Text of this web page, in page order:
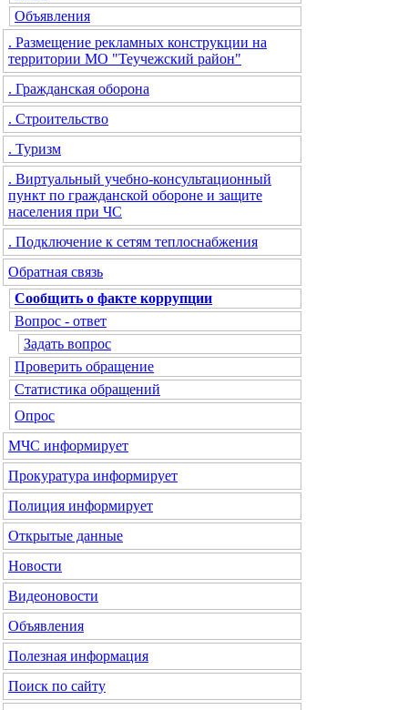
Объявления
. Размещение рекламных конструкции на
территории МО "Теучежский район"
. Гражданская оборона
. Строительство
. Туризм
. Виртуальный учебно-консультационный
пункт по гражданской обороне и защите
населения при ЧС
. Подключение к сетям теплоснабжения
Обратная связь
Сообщить о факте коррупции
Вопрос - ответ
Задать вопрос
Проверить обращение
Статистика обращений
Опрос
МЧС информирует
Прокуратура информирует
Полиция информирует
Открытые данные
Новости
Видеоновости
Объявления
Полезная информация
Поиск по сайту